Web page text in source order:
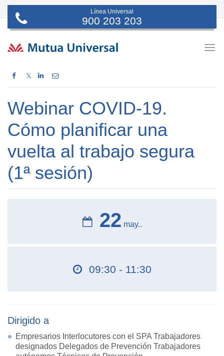
Línea Universal
900 203 203
𝕏
Webinar COVID-19.
Cómo planificar una
vuelta al trabajo segura
(1ª sesión)
22 may..
09:30 - 11:30
Dirigido a
Empresarios Interlocutores con el SPA Trabajadores
designados Delegados de Prevención Trabajadores